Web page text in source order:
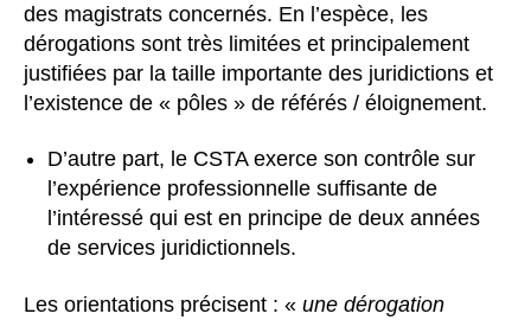
des magistrats concernés. En l’espèce, les
dérogations sont très limitées et principalement
justifiées par la taille importante des juridictions et
l’existence de « pôles » de référés / éloignement.
D’autre part, le CSTA exerce son contrôle sur
l’expérience professionnelle suffisante de
l’intéressé qui est en principe de deux années
de services juridictionnels.
Les orientations précisent : « une dérogation